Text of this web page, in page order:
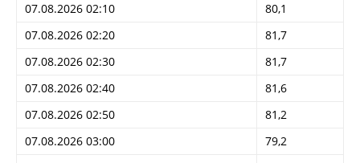
07.08.2026 02:10
80,1
07.08.2026 02:20
81,7
07.08.2026 02:30
81,7
07.08.2026 02:40
81,6
07.08.2026 02:50
81,2
07.08.2026 03:00
79,2